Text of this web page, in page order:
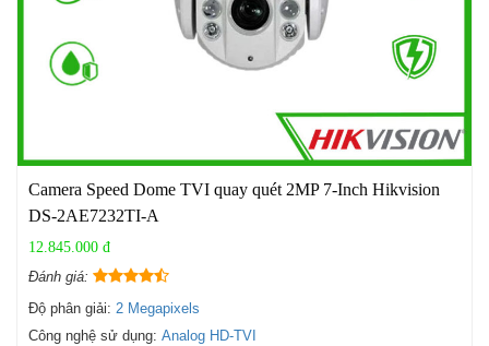
Camera Speed Dome TVI quay quét 2MP 7-Inch Hikvision
DS-2AE7232TI-A
12.845.000 đ
Đánh giá:
Độ phân giải: 2 Megapixels
Công nghệ sử dụng: Analog HD-TVI